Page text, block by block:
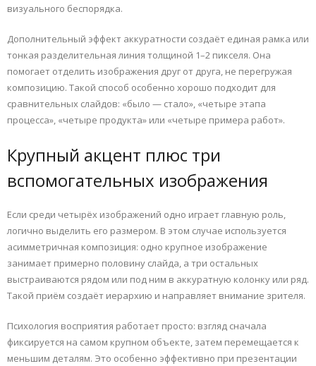
визуального беспорядка.
Дополнительный эффект аккуратности создаёт единая рамка или
тонкая разделительная линия толщиной 1–2 пикселя. Она
помогает отделить изображения друг от друга, не перегружая
композицию. Такой способ особенно хорошо подходит для
сравнительных слайдов: «было — стало», «четыре этапа
процесса», «четыре продукта» или «четыре примера работ».
Крупный акцент плюс три
вспомогательных изображения
Если среди четырёх изображений одно играет главную роль,
логично выделить его размером. В этом случае используется
асимметричная композиция: одно крупное изображение
занимает примерно половину слайда, а три остальных
выстраиваются рядом или под ним в аккуратную колонку или ряд.
Такой приём создаёт иерархию и направляет внимание зрителя.
Психология восприятия работает просто: взгляд сначала
фиксируется на самом крупном объекте, затем перемещается к
меньшим деталям. Это особенно эффективно при презентации